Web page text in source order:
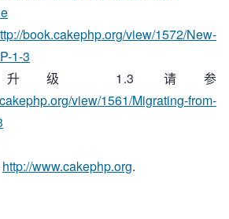
book.cakephp.org/view/1572/New-
1-3
级 1.3 请参
view/1561/Migrating-from-
http://www.cakephp.org.